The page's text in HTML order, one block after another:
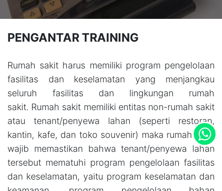
PENGANTAR TRAINING
Rumah sakit harus memiliki program pengelolaan
fasilitas dan keselamatan yang menjangkau
seluruh fasilitas dan lingkungan rumah
sakit. Rumah sakit memiliki entitas non-rumah sakit
atau tenant/penyewa lahan (seperti restoran,
kantin, kafe, dan toko souvenir) maka rumah sakit
wajib memastikan bahwa tenant/penyewa lahan
tersebut mematuhi program pengelolaan fasilitas
dan keselamatan, yaitu program keselamatan dan